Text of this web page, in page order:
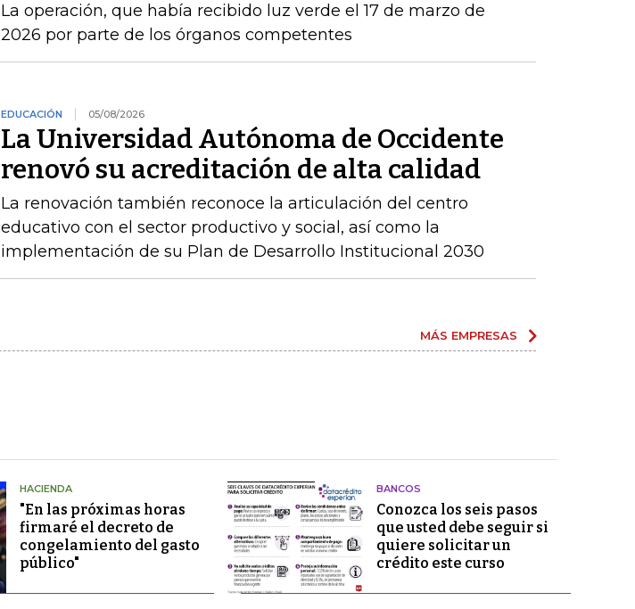
La operación, que había recibido luz verde el 17 de marzo de
2026 por parte de los órganos competentes
EDUCACIÓN 05/08/2026
La Universidad Autónoma de Occidente
renovó su acreditación de alta calidad
La renovación también reconoce la articulación del centro
educativo con el sector productivo y social, así como la
implementación de su Plan de Desarrollo Institucional 2030
MÁS EMPRESAS
HACIENDA
"En las próximas horas
firmaré el decreto de
congelamiento del gasto
público"
BANCOS
Conozca los seis pasos
que usted debe seguir si
quiere solicitar un
crédito este curso